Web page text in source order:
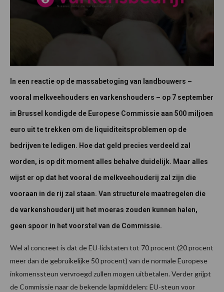
In een reactie op de massabetoging van landbouwers –
vooral melkveehouders en varkenshouders – op 7 september
in Brussel kondigde de Europese Commissie aan 500 miljoen
euro uit te trekken om de liquiditeitsproblemen op de
bedrijven te ledigen. Hoe dat geld precies verdeeld zal
worden, is op dit moment alles behalve duidelijk. Maar alles
wijst er op dat het vooral de melkveehouderij zal zijn die
vooraan in de rij zal staan. Van structurele maatregelen die
de varkenshouderij uit het moeras zouden kunnen halen,
geen spoor in het voorstel van de Commissie.
Wel al concreet is dat de EU-lidstaten tot 70 procent (20 procent
meer dan de gebruikelijke 50 procent) van de normale Europese
inkomenssteun vervroegd zullen mogen uitbetalen. Verder grijpt
de Commissie naar de bekende lapmiddelen: EU-steun voor